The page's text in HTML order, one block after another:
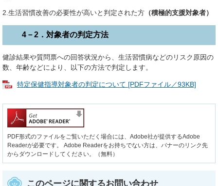
2.生活習慣改善の必要性が高いと判定された方 （積極的支援対象者）
4－2．対象者の判定方法
健診結果や質問票への回答状況から、生活習慣病などのリスク原因の
数、年齢などにより、以下の方法で判定します。
特定保健指導対象者の判定について [PDFファイル／93KB]
PDF形式のファイルをご覧いただく場合には、Adobe社が提供するAdobe
Readerが必要です。
Adobe Readerをお持ちでない方は、バナーのリンク先
からダウンロードしてください。（無料）
このページに関するお問い合わせ